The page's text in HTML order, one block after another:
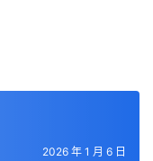
2026 年 1 月 6 日